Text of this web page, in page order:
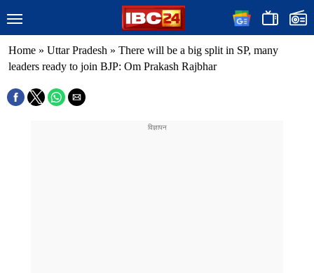
Home » Uttar Pradesh » There will be a big split in SP, many
leaders ready to join BJP: Om Prakash Rajbhar